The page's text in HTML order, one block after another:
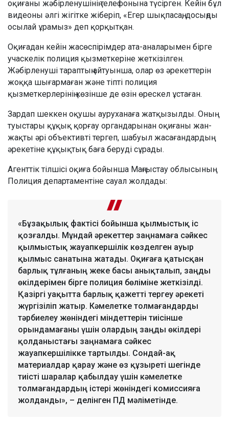
оқиғаны жәбірленушінің телефонына түсірген. Кейін бұл
видеоны әлгі жігітке жіберіп, «Егер шықпасаң, досыңды
осылай ұрамыз» деп қорқытқан.
Оқиғадан кейін жасөспірімдер ата-аналарымен бірге
учаскелік полиция қызметкеріне жеткізілген.
Жәбірленуші тараптың айтуынша, олар өз әрекеттерін
жоққа шығармаған және тіпті полиция
қызметкерлерінің көзінше де өзін өрескел ұстаған.
Зардап шеккен оқушы ауруханаға жатқызылды. Оның
туыстары құқық қорғау органдарынан оқиғаны жан-
жақты әрі объективті тергеп, шабуыл жасағандардың
әрекетіне құқықтық баға беруді сұрады.
Агенттік тілшісі оқиға бойынша Маңғыстау облысының
Полиция департаментіне сауал жолдады:
«Бұзақылық фактісі бойынша қылмыстық іс
қозғалды. Мұндай әрекеттер заңнамаға сәйкес
қылмыстық жауапкершілік көзделген ауыр
қылмыс санатына жатады. Оқиғаға қатысқан
барлық тұлғаның жеке басы анықталып, заңды
өкілдерімен бірге полиция бөліміне жеткізілді.
Қазіргі уақытта барлық қажетті тергеу әрекеті
жүргізіліп жатыр. Кәмелетке толмағандарды
тәрбиелеу жөніндегі міндеттерін тиісінше
орындамағаны үшін олардың заңды өкілдері
қолданыстағы заңнамаға сәйкес
жауапкершілікке тартылды. Сондай-ақ
материалдар қарау және өз құзыреті шегінде
тиісті шаралар қабылдау үшін кәмелетке
толмағандардың істері жөніндегі комиссияға
жолданды», – делінген ПД мәліметінде.